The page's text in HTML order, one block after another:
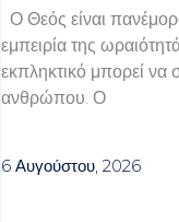
Ο Θεός είναι
εμπειρία της
εκπληκτικό μπορεί να
ανθρώπου. Ο
6 Αυγούστου, 2026